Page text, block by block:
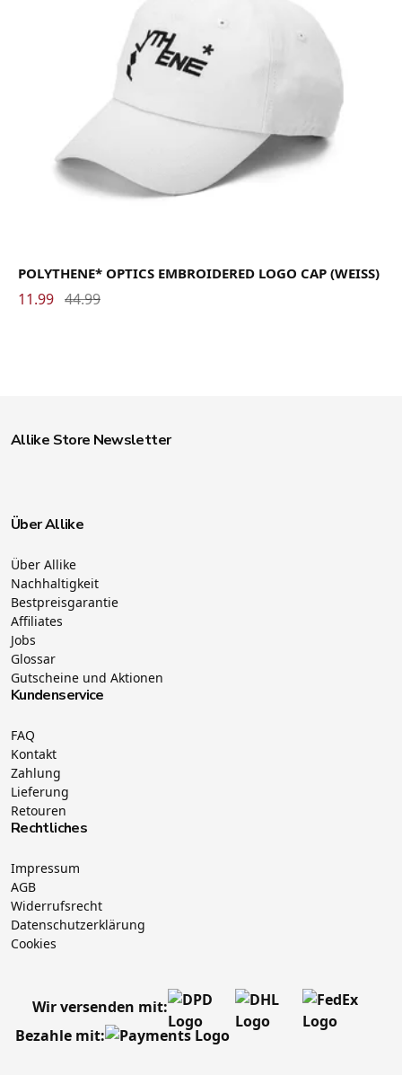
POLYTHENE* OPTICS EMBROIDERED LOGO CAP (WEISS)
11.99 44.99
Allike Store Newsletter
Über Allike
Über Allike
Nachhaltigkeit
Bestpreisgarantie
Affiliates
Jobs
Glossar
Gutscheine und Aktionen
Kundenservice
FAQ
Kontakt
Zahlung
Lieferung
Retouren
Rechtliches
Impressum
AGB
Widerrufsrecht
Datenschutzerklärung
Cookies
Wir versenden mit:
Bezahle mit: